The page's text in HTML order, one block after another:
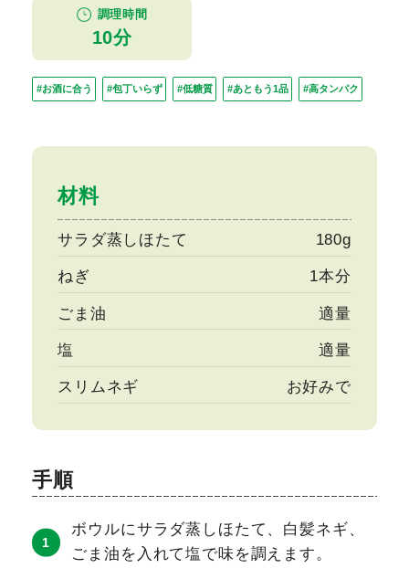
材料
サラダ蒸しほたて 180g
ねぎ 1本分
ごま油 適量
塩 適量
スリムネギ お好みで
調理時間
10分
#お酒に合う #包丁いらず #低糖質 #あともう1品 #高タンパク
手順
ボウルにサラダ蒸しほたて、白髪ネギ、
ごま油を入れて塩で味を調えます。